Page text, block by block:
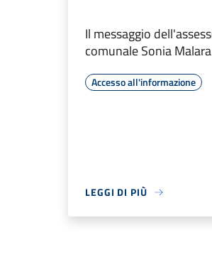
Il messaggio
comunale Sonia Malara
Accesso all'informazione
LEGGI DI PIÙ